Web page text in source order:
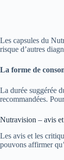
Les capsules du
risque d’autres
La forme de
La durée suggérée
recommandées.
Nutravision – avis
Les avis et les
pouvons affirmer